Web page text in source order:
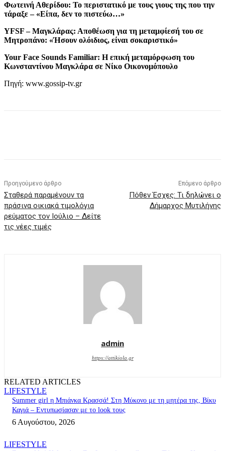
Φωτεινή Αθερίδου: Το περιστατικό με τους γιους της που την
τάραξε – «Είπα, δεν το πιστεύω…»
YFSF – Μαγκλάρας: Αποθέωση για τη μεταμφίεσή του σε
Μητροπάνο: «Ήσουν ολόιδιος, είναι σοκαριστικό»
Your Face Sounds Familiar: Η επική μεταμόρφωση του
Κωνσταντίνου Μαγκλάρα σε Νίκο Οικονομόπουλο
Πηγή: www.gossip-tv.gr
Προηγούμενο άρθρο
Σταθερά παραμένουν τα
πράσινα οικιακά τιμολόγια
ρεύματος τον Ιούλιο – Δείτε
τις νέες τιμές
Επόμενο άρθρο
Πόθεν Έσχες: Τι δηλώνει ο
Δήμαρχος Μυτιλήνης
admin
https://attikiola.gr
RELATED ARTICLES
LIFESTYLE
Summer girl η Μπιάνκα Κρασσά! Στη Μύκονο με τη μητέρα της, Βίκυ
Καγιά – Εντυπωσίασαν με το look τους
6 Αυγούστου, 2026
LIFESTYLE